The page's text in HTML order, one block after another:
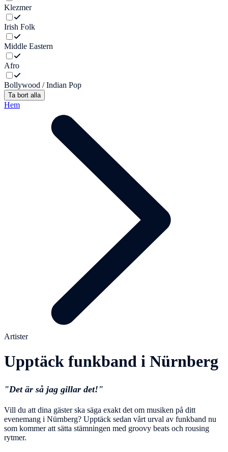
Klezmer
Irish Folk
Middle Eastern
Afro
Bollywood / Indian Pop
Ta bort alla
Hem
Artister
Upptäck funkband i Nürnberg
"Det är så jag gillar det!"
Vill du att dina gäster ska säga exakt det om musiken på ditt
evenemang i Nürnberg? Upptäck sedan vårt urval av funkband nu
som kommer att sätta stämningen med groovy beats och rousing
rytmer.